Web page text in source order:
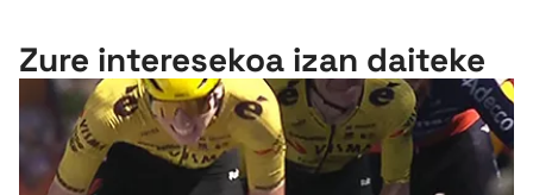
Zure interesekoa izan daiteke